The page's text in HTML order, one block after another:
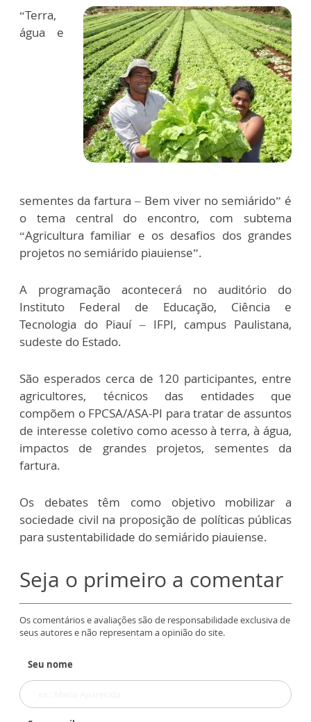
“Terra,
água e
sementes da fartura – Bem viver no semiárido” é
o tema central do encontro, com subtema
“Agricultura familiar e os desafios dos grandes
projetos no semiárido piauiense”.
A programação acontecerá no auditório do
Instituto Federal de Educação, Ciência e
Tecnologia do Piauí – IFPI, campus Paulistana,
sudeste do Estado.
São esperados cerca de 120 participantes, entre
agricultores, técnicos das entidades que
compõem o FPCSA/ASA-PI para tratar de assuntos
de interesse coletivo como acesso à terra, à água,
impactos de grandes projetos, sementes da
fartura.
Os debates têm como objetivo mobilizar a
sociedade civil na proposição de políticas públicas
para sustentabilidade do semiárido piauiense.
Seja o primeiro a comentar
Os comentários e avaliações são de responsabilidade exclusiva de
seus autores e não representam a opinião do site.
Seu nome